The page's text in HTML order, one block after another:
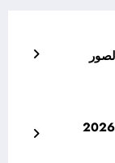
والصور
دراسة جدوى مشروع تصنيع لي السخان 2026